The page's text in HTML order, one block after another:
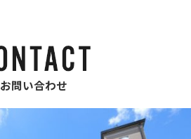
お問い合わせ